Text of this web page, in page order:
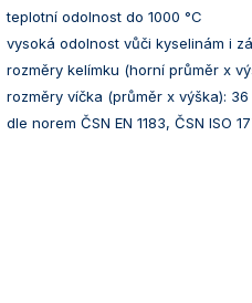
teplotní odolnost do 1000 °C
vysoká odolnost vůči kyselinám i
rozměry kelímku (horní průměr x
rozměry víčka (průměr x výška): 36
dle norem ČSN EN 1183, ČSN ISO